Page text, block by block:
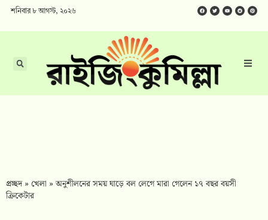
শনিবার ৮ আগস্ট, ২০২৬
প্রচ্ছদ» খেলা »অনুশীলনের সময় ঘাড়ে বল লেগে মারা গেলেন ১৭ বছর বয়সী
ক্রিকেটার